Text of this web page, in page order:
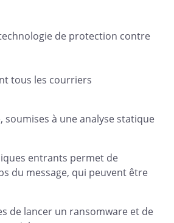
de protection contre
tous les courriers
soumises à une analyse statique
entrants permet de
du message, qui peuvent être
de lancer un ransomware et de